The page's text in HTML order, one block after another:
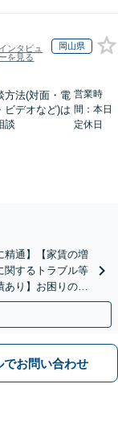
インタビュ
ーを見る
岡山県
方法(対面・電
ビデオなど)は
談
営業時
間：本日
定休日
精通】【家賃の増
関するトラブル等
あり】お困りの際
。
でお問い合わせ